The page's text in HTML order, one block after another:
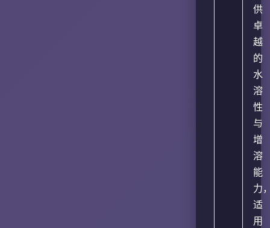
供
卓
越
的
水
溶
性
与
增
溶
能
力
适
用